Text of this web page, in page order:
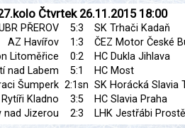
Čtvrtek 26.11.2015 18:00
PŘEROV 5:3
SK Trhači Kadaň
AZ Havířov
1:3
ČEZ Motor České
Litoměřice
0:2
HC Dukla Jihlava
nad Labem
5:1
HC Most
Šumperk 2:1sn SK Horácká Slavia
Rytíři Kladno
3:5
HC Slavia Praha
nad Jizerou
2:3 LHK Jestřábi